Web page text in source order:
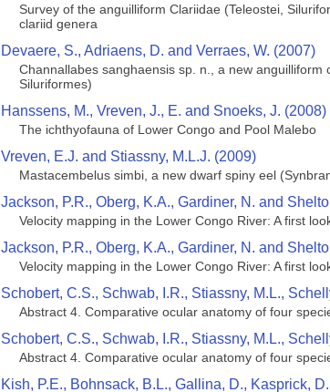
Survey of the anguilliform Clariidae (Teleostei,
clariid genera
Devaere, S., Adriaens, D. and Verraes, W. (2007)
Channallabes sanghaensis sp. n., a new
Siluriformes)
Hanssens, M., Vreven, J., E. and Snoeks, J. (2008)
The ichthyofauna of Lower Congo and Pool Malebo
Vreven, E.J. and Stiassny, M.L.J. (2009)
Mastacembelus simbi, a new dwarf spiny eel
Jackson, P.R., Oberg, K.A., Gardiner, N. and
Velocity mapping in the Lower Congo River: A first
Jackson, P.R., Oberg, K.A., Gardiner, N. and
Velocity mapping in the Lower Congo River: A first
Schobert, C.S., Schwab, I.R., Stiassny, M.L.,
Abstract 4. Comparative ocular anatomy of four
Schobert, C.S., Schwab, I.R., Stiassny, M.L.,
Abstract 4. Comparative ocular anatomy of four
Kish, P.E., Bohnsack, B.L., Gallina, D., Kasprick,